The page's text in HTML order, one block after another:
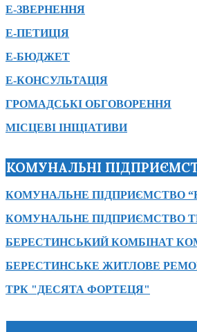
Е-ЗВЕРНЕННЯ
Е-ПЕТИЦІЯ
Е-БЮДЖЕТ
Е-КОНСУЛЬТАЦІЯ
ГРОМАДСЬКІ ОБГОВОРЕННЯ
МІСЦЕВІ ІНІЦІАТИВИ
КОМУНАЛЬНІ
КОМУНАЛЬНЕ ПІДПРИЄМСТВО
КОМУНАЛЬНЕ ПІДПРИЄМСТВО
БЕРЕСТИНСЬКИЙ КОМБІНАТ
БЕРЕСТИНСЬКЕ ЖИТЛОВЕ
ТРК "ДЕСЯТА ФОРТЕЦЯ"